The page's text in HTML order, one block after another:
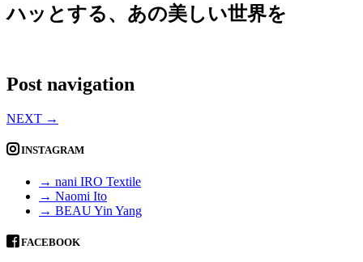
ハッとする、あの美しい世界を
Post navigation
NEXT →
INSTAGRAM
→ nani IRO Textile
→ Naomi Ito
→ BEAU Yin Yang
FACEBOOK